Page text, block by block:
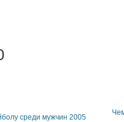
среди мужчин 2005